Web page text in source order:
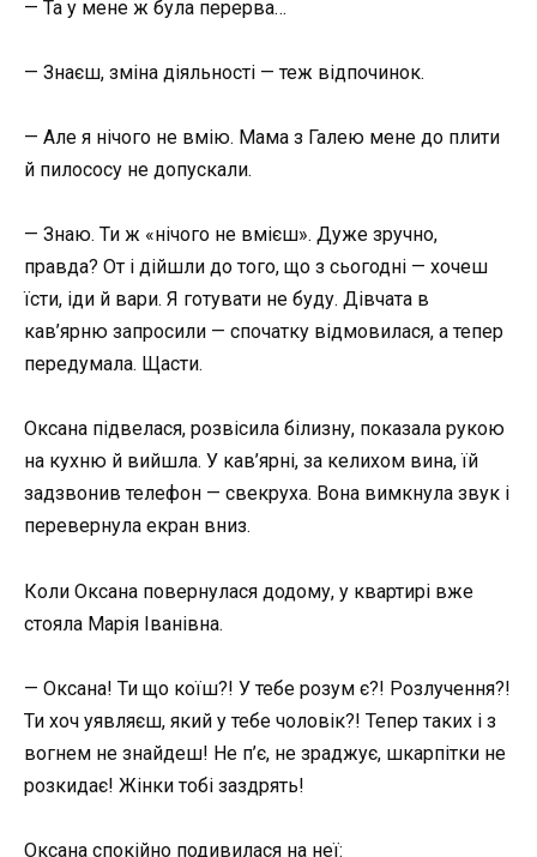
— Та у мене ж була перерва…
— Знаєш, зміна діяльності — теж відпочинок.
— Але я нічого не вмію. Мама з Галею мене до плити
й пилососу не допускали.
— Знаю. Ти ж «нічого не вмієш». Дуже зручно,
правда? От і дійшли до того, що з сьогодні — хочеш
їсти, іди й вари. Я готувати не буду. Дівчата в
кав’ярню запросили — спочатку відмовилася, а тепер
передумала. Щасти.
Оксана підвелася, розвісила білизну, показала рукою
на кухню й вийшла. У кав’ярні, за келихом вина, їй
задзвонив телефон — свекруха. Вона вимкнула звук і
перевернула екран вниз.
Коли Оксана повернулася додому, у квартирі вже
стояла Марія Іванівна.
— Оксана! Ти що коїш?! У тебе розум є?! Розлучення?!
Ти хоч уявляєш, який у тебе чоловік?! Тепер таких і з
вогнем не знайдеш! Не п’є, не зраджує, шкарпітки не
розкидає! Жінки тобі заздрять!
Оксана спокійно подивилася на неї: